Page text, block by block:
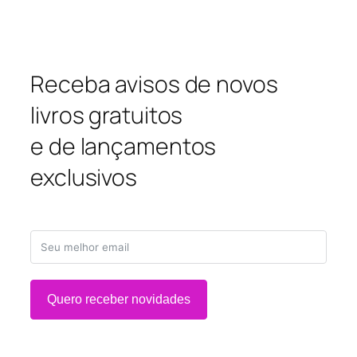
Receba avisos de novos
livros gratuitos
e de lançamentos
exclusivos
Quero receber novidades